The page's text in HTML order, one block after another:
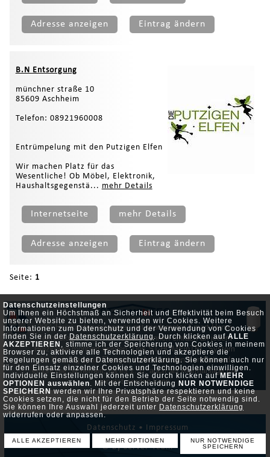
Datenschutzeinstellungen
Um Ihnen ein Höchstmaß an Sicherheit und Effektivität beim Besuch
unserer Website zu bieten, verwenden wir Cookies. Weitere
Informationen zum Datenschutz und der Verwendung von Cookies
finden Sie in der Datenschutzerklärung. Durch klicken aufALLE
AKZEPTIEREN , stimme ich der Speicherung von Cookies in meinem
Browser zu, aktiviere alle Technologien und akzeptiere die
Regelungen gemäß der Datenschutzerklärung. Sie können auch nur
für den Einsatz einzelner Cookies und Technologien einwilligen.
Individuelle Einstellungen können Sie durch klicken auf MEHR
OPTIONEN auswählen. Mit der Entscheidung NUR NOTWENDIGE
SPEICHERNwerden wir Ihre Privatsphäre respektieren und keine
Cookies setzen, die nicht für den Betrieb der Seite notwendig sind.
Sie können Ihre Auswahl jederzeit unter Datenschutzerklärung
widerrufen oder anpassen.
ALLE AKZEPTIEREN MEHR OPTIONEN
NUR NOTWENDIGE
SPEICHERN
Adresse anzeigen Eintrag ändern
B.N Entsorgung
münchner straße 10
85609 Aschheim
Telefon: 08921960008
Entrümpelung mit den Putzigen Elfen
Wir machen Platz für das
Wesentliche! Ob Möbel, Elektronik,
Haushaltsgegenstä... mehr Details
Internetseite mehr Details
Adresse anzeigen Eintrag ändern
Seite: 1
30% Heizkosten einsparen mit modernster Smart Home
Technologie. Die Thermostate können einfach an jedem
Heizköper montiert werden. Das ST-HOMEinTEC System
für Heizung spart Energie, verbessert den Komfort und
erhöht die Sicherheit, da es z. B. auch als Alarmanlage mit
genutzt werden kann.
Datenschutz • Impressum
© by Server-Team